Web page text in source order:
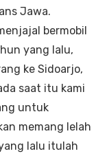
Jawa.
bermobil
yang lalu,
ke Sidoarjo,
saat itu kami
untuk
memang lelah
lalu itulah